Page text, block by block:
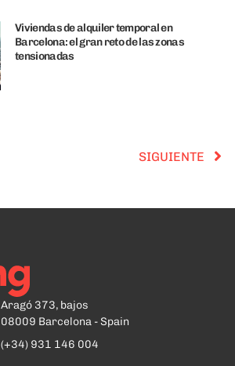
Viviendas de alquiler temporal en
Barcelona: el gran reto de las zonas
tensionadas
SIGUIENTE
Aragó 373, bajos
08009 Barcelona - Spain
(+34) 931 146 004